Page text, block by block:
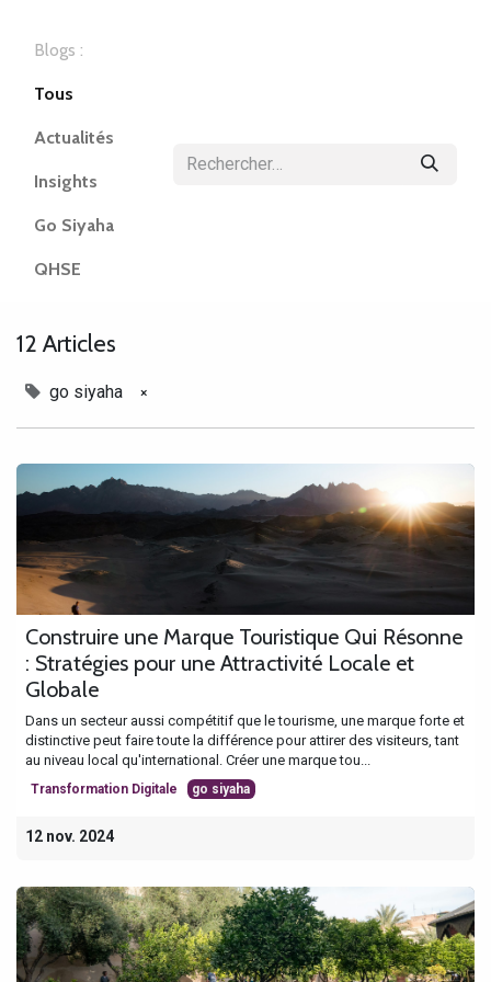
Blogs :
Tous
Actualités
Insights
Go Siyaha
QHSE
12 Articles
go siyaha ×
Construire une Marque Touristique Qui Résonne
: Stratégies pour une Attractivité Locale et
Globale
Dans un secteur aussi compétitif que le tourisme, une marque forte et
distinctive peut faire toute la différence pour attirer des visiteurs, tant
au niveau local qu'international. Créer une marque tou...
Transformation Digitale go siyaha
12 nov. 2024